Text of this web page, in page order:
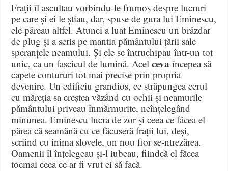
Frații îl ascultau vorbindu-le frumos despre lucruri
pe care și ei le știau, dar, spuse de gura lui Eminescu,
ele păreau altfel. Atunci a luat Eminescu un brăzdar
de plug și a scris pe mantia pământului țării sale
speranțele neamului. Și ele se întruchipau într-un tot
unic, ca un fascicul de lumină. Acelceva începea să
capete contururi tot mai precise prin propria
devenire. Un edificiu grandios, ce străpungea cerul
cu măreția sa creștea văzând cu ochii și neamurile
pământului priveau înmărmurite, neînțelegând
minunea. Eminescu lucra de zor și ceea ce făcea el
părea că seamănă cu ce făcuseră frații lui, deși,
scriind cu inima slovele, un nou fior se-ntrezărea.
Oamenii îl înțelegeau și-l iubeau, fiindcă el făcea
tocmai ceea ce ar fi vrut ei să facă.